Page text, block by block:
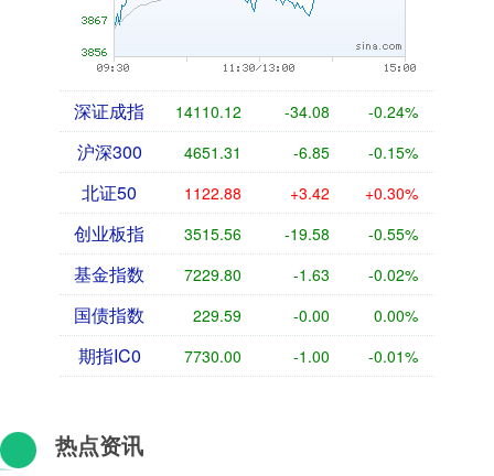
深证成指 14110.12 -34.08 -0.24%
沪深300 4651.31 -6.85 -0.15%
北证50 1122.88 +3.42 +0.30%
创业板指 3515.56 -19.58 -0.55%
基金指数 7229.80 -1.63 -0.02%
国债指数 229.59 -0.00 0.00%
期指IC0 7730.00 -1.00 -0.01%
热点资讯